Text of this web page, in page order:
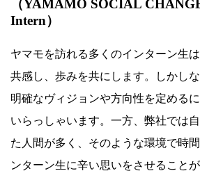
（YAMAMO SOCIAL
Intern）
ヤマモを訪れる多くのインターン生
共感し、歩みを共にします。しかし
明確なヴィジョンや方向性を定める
いらっしゃいます。一方、弊社では
た人間が多く、そのような環境で時
ンターン生に辛い思いをさせること